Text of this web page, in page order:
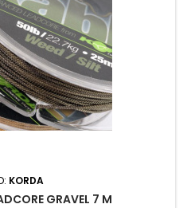
KORDA
GRAVEL 7 M